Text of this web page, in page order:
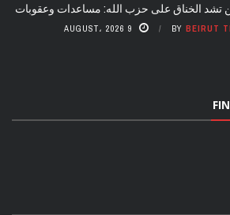
تشد الخناق على حزب الله: مساعدات وعقوبات
BY BEIRUT 9 AUGUST، 2026